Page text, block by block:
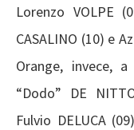
Lorenzo VOLPE
CASALINO (10) e
Orange, invece,
“Dodo” DE
Fulvio DELUCA